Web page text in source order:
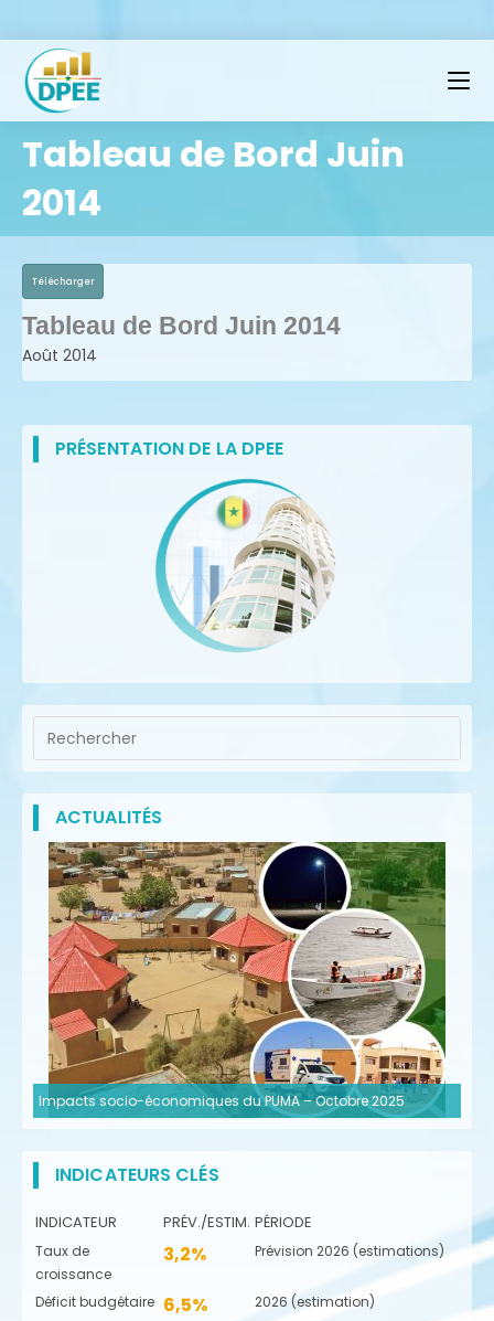
Tableau de Bord Juin
2014
Télécharger
Tableau de Bord Juin 2014
Août 2014
PRÉSENTATION DE LA DPEE
ACTUALITÉS
Impacts socio-économiques du PUMA – Octobre 2025
INDICATEURS CLÉS
INDICATEUR PRÉV./ESTIM. PÉRIODE
Taux de
croissance
3,2% Prévision 2026 (estimations)
Déficit budgétaire 6,5%
2026 (estimation)